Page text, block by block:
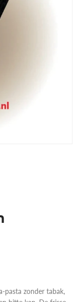
pasta zonder tabak,